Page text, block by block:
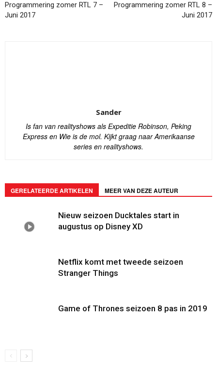
Programmering zomer RTL 7 –
Juni 2017
Programmering zomer RTL 8 –
Juni 2017
Sander
Is fan van realityshows als Expeditie Robinson, Peking
Express en Wie is de mol. Kijkt graag naar Amerikaanse
series en realityshows.
GERELATEERDE ARTIKELEN MEER VAN DEZE AUTEUR
Nieuw seizoen Ducktales start in
augustus op Disney XD
Netflix komt met tweede seizoen
Stranger Things
Game of Thrones seizoen 8 pas in 2019